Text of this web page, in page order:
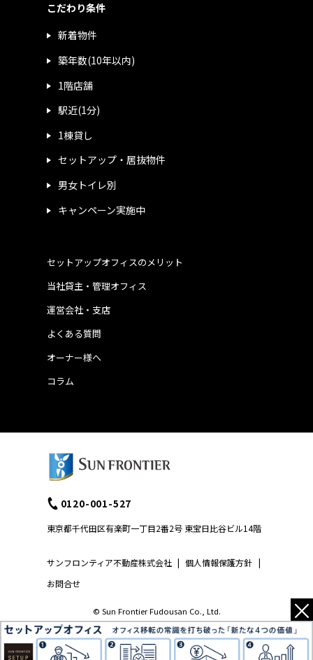
こだわり条件
新着物件
築年数(10年以内)
1階店舗
駅近(1分)
1棟貸し
セットアップ・居抜物件
男女トイレ別
キャンペーン実施中
運営会社・支店
よくある質問
当社貸主・管理オフィス
オーナー様へ
コラム
セットアップオフィスのメリット
サンフロンティア不動産株式会社 | 個人情報保護方針 |
お問合せ
0120-001-527
東京都千代田区有楽町一丁目2番2号 東宝日比谷ビル14階
© Sun Frontier Fudousan Co., Ltd. ×